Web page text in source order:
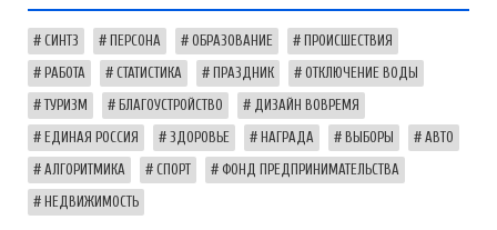
СИНТЗ ПЕРСОНА ОБРАЗОВАНИЕ ПРОИСШЕСТВИЯ
РАБОТА СТАТИСТИКА ПРАЗДНИК ОТКЛЮЧЕНИЕ ВОДЫ
ТУРИЗМ БЛАГОУСТРОЙСТВО ДИЗАЙН ВОВРЕМЯ
ЕДИНАЯ РОССИЯ ЗДОРОВЬЕ НАГРАДА ВЫБОРЫ АВТО
АЛГОРИТМИКА СПОРТ ФОНД ПРЕДПРИНИМАТЕЛЬСТВА
НЕДВИЖИМОСТЬ